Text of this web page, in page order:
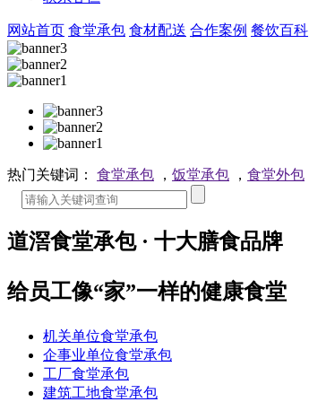
网站首页 食堂承包 食材配送 合作案例 餐饮百科
热门关键词： 食堂承包 ， 饭堂承包 ， 食堂外包
道滘食堂承包 · 十大膳食品牌
给员工像“家”一样的健康食堂
机关单位食堂承包
企事业单位食堂承包
工厂食堂承包
建筑工地食堂承包